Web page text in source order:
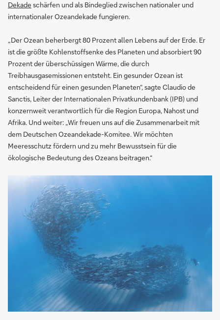
Dekade schärfen und als Bindeglied zwischen nationaler und
internationaler Ozeandekade fungieren.
„Der Ozean beherbergt 80 Prozent allen Lebens auf der Erde. Er
ist die größte Kohlenstoffsenke des Planeten und absorbiert 90
Prozent der überschüssigen Wärme, die durch
Treibhausgasemissionen entsteht. Ein gesunder Ozean ist
entscheidend für einen gesunden Planeten“, sagte Claudio de
Sanctis, Leiter der Internationalen Privatkundenbank (IPB) und
konzernweit verantwortlich für die Region Europa, Nahost und
Afrika. Und weiter: „Wir freuen uns auf die Zusammenarbeit mit
dem Deutschen Ozeandekade-Komitee. Wir möchten
Meeresschutz fördern und zu mehr Bewusstsein für die
ökologische Bedeutung des Ozeans beitragen.“